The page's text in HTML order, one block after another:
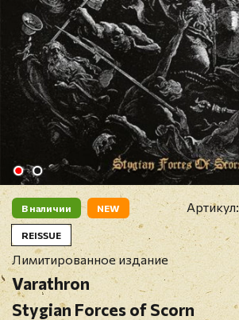
В наличии NEW
REISSUE
Артикул:
Лимитированное издание
Varathron
Stygian Forces of Scorn